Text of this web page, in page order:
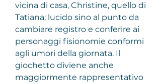
vicina di casa, Christine, quello di
Tatiana; lucido sino al punto da
cambiare registro e conferire ai
personaggi fisionomie conformi
agli umori della giornata. Il
giochetto diviene anche
maggiormente rappresentativo